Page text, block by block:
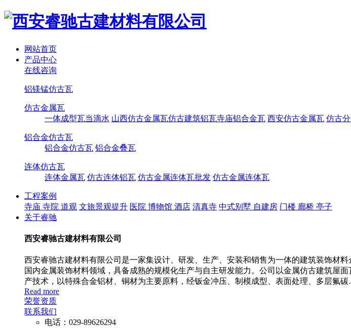
网站首页
产品中心
在线咨询
铝镁锰仿古瓦
仿古金属瓦
一体成型瓦当滴水 山西仿古金属瓦仿古建筑铝瓦寺庙铝合金瓦 西安仿古金属瓦 仿古
铝合金仿古瓦
铝合金仿古瓦 铝合金叠瓦
连体仿古瓦
连体金属瓦 仿古连体铝瓦 仿古金属连体瓦批发 仿古金属连体瓦
工程案例
寺庙 寺院 道观 文旅景观提升 医院 博物馆 酒店 清真寺 中式别墅 自建房 门楼 廊桥 亭子
关于睿驰
西安睿驰古建材料有限公司
西安睿驰古建材料有限公司是一家集设计、研发、生产、安装和销售为一体的建筑装饰材
国内金属装饰材料领域，具备成熟的规模化生产与自主研发能力。公司以金属仿古建筑屋
产技术，以特殊合金铝材、铜材为主要原料，经钣金冲压、制模成型、表面处理、多层氟
Read more
荣誉资质
联系我们
电话：029-89626294